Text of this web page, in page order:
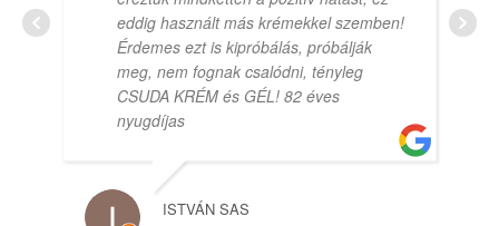
eddig használt más krémekkel szemben!
Érdemes ezt is kipróbálás, próbálják
meg, nem fognak csalódni, tényleg
CSUDA KRÉM és GÉL! 82 éves
nyugdíjas
ISTVÁN SAS